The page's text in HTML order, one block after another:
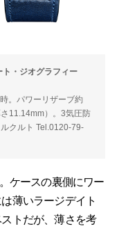
・ジオグラフィー
。パワーリザーブ約
11.14mm）。3気圧防
クルト Tel.0120-79-
ケースの裏側にワー
薄いラージデイト
トだが、薄さを考